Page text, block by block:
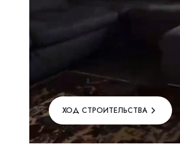
ХОД СТРОИТЕЛЬСТВА